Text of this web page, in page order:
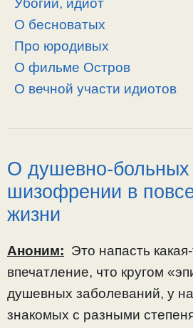
Убогий, идиот
О бесноватых
Про юродивых
О фильме Остров
О вечной участи идиотов
О душевно-больных
шизофрении в
жизни
Аноним: Это напасть
впечатление, что кругом
душевных заболеваний, у
знакомых с разными